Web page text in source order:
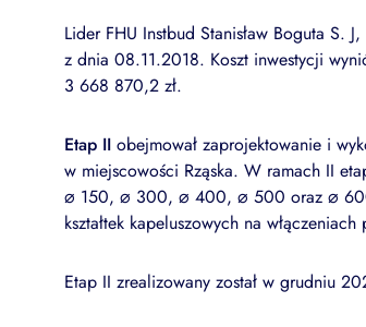
Lider FHU Instbud Stanisław Boguta
z dnia 08.11.2018. Koszt inwestycji
3 668 870,2 zł.
Etap II obejmował zaprojektowanie i
w miejscowości Rząska. W ramach II
⌀ 150, ⌀ 300, ⌀ 400, ⌀ 500 oraz ⌀ 600
kształtek kapeluszowych na
Etap II zrealizowany został w grudniu